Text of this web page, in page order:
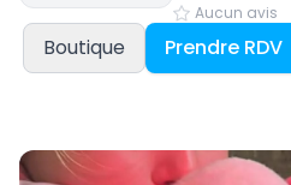
Aucun avis
Boutique Prendre RDV